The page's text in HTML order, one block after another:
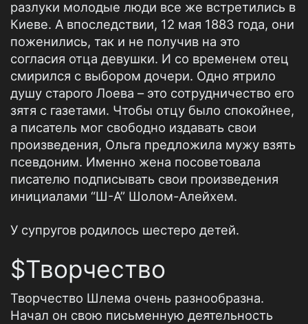
разлуки молодые люди все же встретились в
Киеве. А впоследствии, 12 мая 1883 года, они
поженились, так и не получив на это
согласия отца девушки. И со временем отец
смирился с выбором дочери. Одно ятрило
душу старого Лоева – это сотрудничество его
зятя с газетами. Чтобы отцу было спокойнее,
а писатель мог свободно издавать свои
произведения, Ольга предложила мужу взять
псевдоним. Именно жена посоветовала
писателю подписывать свои произведения
инициалами “Ш-А” Шолом-Алейхем.
У супругов родилось шестеро детей.
$Творчество
Творчество Шлема очень разнообразна.
Начал он свою письменную деятельность